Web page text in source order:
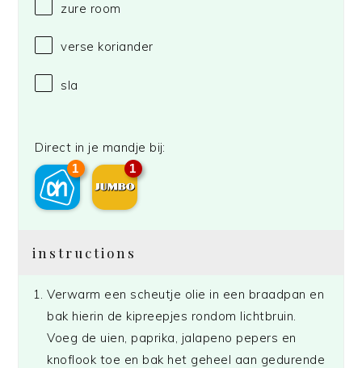
zure room
verse koriander
sla
Direct in je mandje bij:
1 1
instructions
Verwarm een scheutje olie in een braadpan en
bak hierin de kipreepjes rondom lichtbruin.
Voeg de uien, paprika, jalapeno pepers en
knoflook toe en bak het geheel aan gedurende